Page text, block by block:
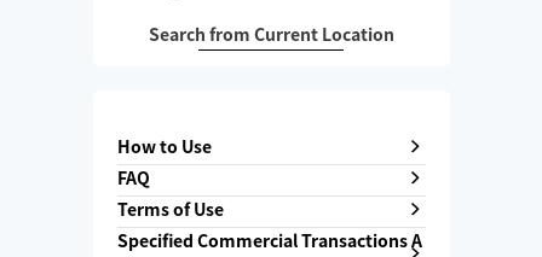
Search from Current Location
How to Use
FAQ
Terms of Use
Specified Commercial Transactions A